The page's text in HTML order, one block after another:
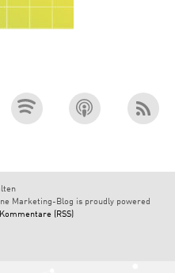
Marketing-Blog is proudly powered
Kommentare (RSS)